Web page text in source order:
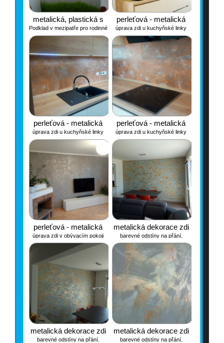
metalická, plastická s
barevnými odstíny
Podklad v mezipatře pro rodinné
fotky. Louka, slunce, nebe,
prostě planeta země.
perleťová - metalická
úprava zdi u kuchyňské linky
perleťová - metalická
úprava zdi u kuchyňské linky
perleťová - metalická
úprava zdi u kuchyňské linky
perleťová - metalická
úprava zdi v obývacím pokoji
metalická dekorace zdi
barevné odstíny na přání,
provedení vlastní
metalická dekorace zdi
barevné odstíny na přání,
metalická dekorace zdi
barevné odstíny na přání,